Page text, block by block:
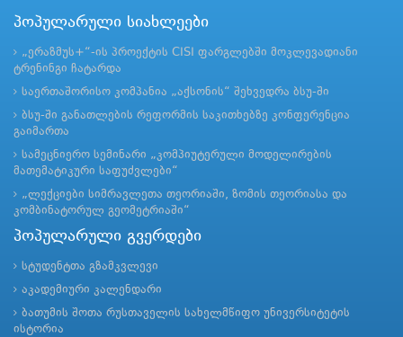
პოპულარული სიახლეები
„ერაზმუს+“-ის პროექტის CISI ფარგლებში მოკლევადიანი
ტრენინგი ჩატარდა
საერთაშორისო კომპანია „აქსონის“ შეხვედრა ბსუ-ში
ბსუ-ში განათლების რეფორმის საკითხებზე კონფერენცია
გაიმართა
სამეცნიერო სემინარი „კომპიუტერული მოდელირების
მათემატიკური საფუძვლები“
„ლექციები სიმრავლეთა თეორიაში, ზომის თეორიასა და
კომბინატორულ გეომეტრიაში“
პოპულარული გვერდები
სტუდენტთა გზამკვლევი
აკადემიური კალენდარი
ბათუმის შოთა რუსთაველის სახელმწიფო უნივერსიტეტის
ისტორია